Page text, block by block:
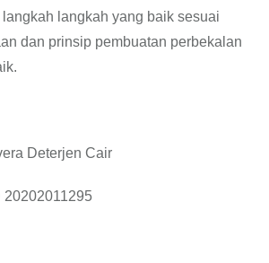
langkah yang baik sesuai
dan prinsip pembuatan perbekalan
Deterjen Cair
20202011295